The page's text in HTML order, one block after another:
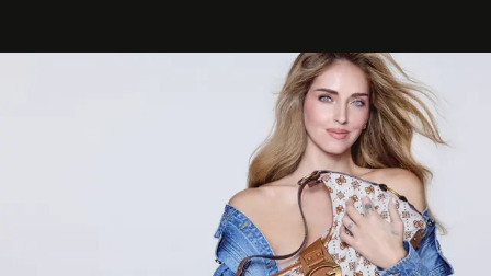
unsurlarından biri olarak öne çıkıyor.